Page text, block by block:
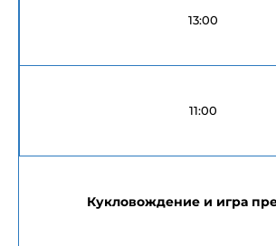
13:00
11:00
Кукловождение и игра